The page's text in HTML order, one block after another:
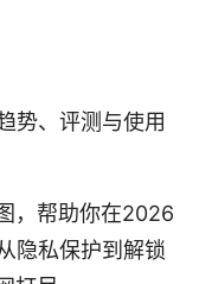
势、评测与使用
，帮助你在2026
隐私保护到解锁